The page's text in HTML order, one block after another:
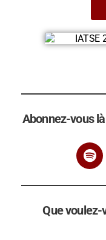
Abonnez-vous
Que voulez-